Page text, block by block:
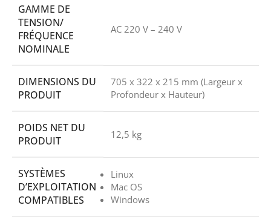
GAMME DE
TENSION/
FRÉQUENCE
NOMINALE
AC 220 V – 240 V
DIMENSIONS DU
PRODUIT
705 x 322 x 215 mm (Largeur x
Profondeur x Hauteur)
POIDS NET DU
PRODUIT
12,5 kg
SYSTÈMES
D’EXPLOITATION
COMPATIBLES
Linux
Mac OS
Windows